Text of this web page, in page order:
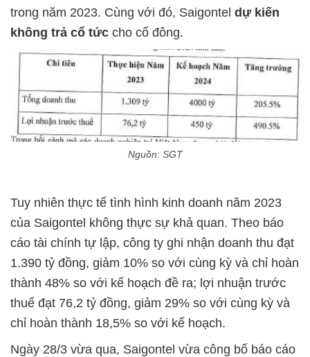
trong năm 2023. Cùng với đó, Saigontel dự kiến
không trả cổ tức cho cổ đông.
Nguồn: SGT
Tuy nhiên thực tế tình hình kinh doanh năm 2023
của Saigontel không thực sự khả quan. Theo báo
cáo tài chính tự lập, công ty ghi nhận doanh thu đạt
1.390 tỷ đồng, giảm 10% so với cùng kỳ và chỉ hoàn
thành 48% so với kế hoạch đề ra; lợi nhuận trước
thuế đạt 76,2 tỷ đồng, giảm 29% so với cùng kỳ và
chỉ hoàn thành 18,5% so với kế hoạch.
Ngày 28/3 vừa qua, Saigontel vừa công bố báo cáo